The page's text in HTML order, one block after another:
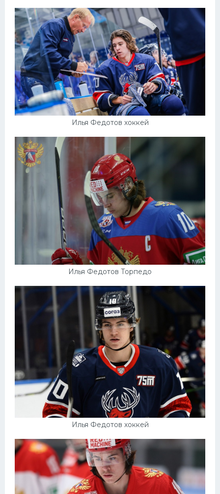
Илья Федотов хоккей
Илья Федотов Торпедо
Илья Федотов хоккей